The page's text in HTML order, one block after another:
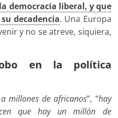
democracia liberal, y que
decadencia. Una Europa
y no se atreve, siquiera,
en la política
millones de africanos”, “hay
que hay un millón de